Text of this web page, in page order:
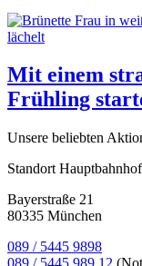
Mit einem
Frühling
Unsere beliebten
Standort Hauptbahnhof
Bayerstraße 21
80335 München
089 / 5445 9898